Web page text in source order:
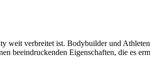
weit verbreitet ist. Bodybuilder und
beeindruckenden Eigenschaften, die es